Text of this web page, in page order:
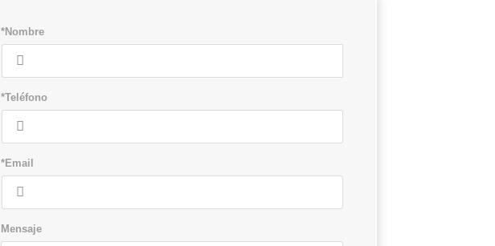
*Nombre
*Teléfono
*Email
Mensaje